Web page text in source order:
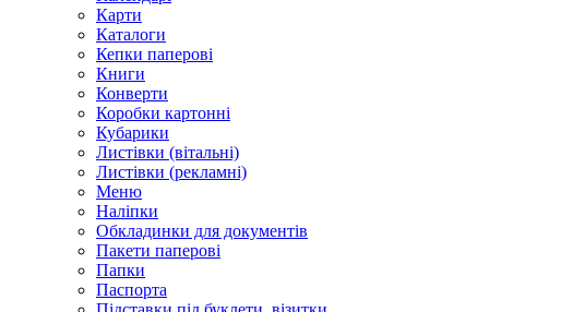
Карти
Каталоги
Кепки паперові
Книги
Конверти
Коробки картонні
Кубарики
Листівки (вітальні)
Листівки (рекламні)
Меню
Наліпки
Обкладинки для документів
Пакети паперові
Папки
Паспорта